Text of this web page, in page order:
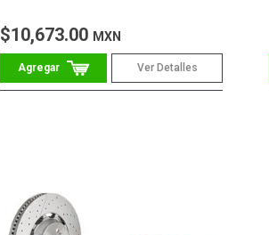
$10,673.00 MXN
Ver Detalles